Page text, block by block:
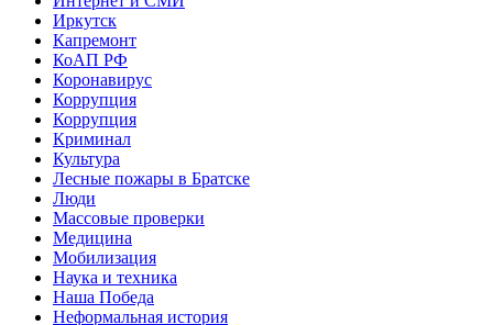
Иркутск
Капремонт
КоАП РФ
Коронавирус
Коррупция
Коррупция
Криминал
Культура
Лесные пожары в Братске
Люди
Массовые проверки
Медицина
Мобилизация
Наука и техника
Наша Победа
Неформальная история